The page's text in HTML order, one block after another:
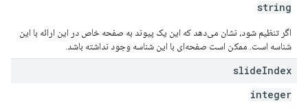
string
اگر تنظیم شود، نشان می‌دهد که این یک پیوند به صفحه خاص در این ارائه با این
شناسه است. ممکن است صفحه‌ای با این شناسه وجود نداشته باشد.
slideIndex
integer